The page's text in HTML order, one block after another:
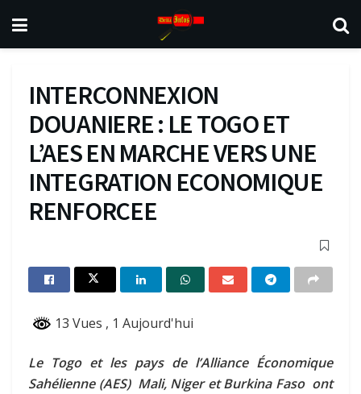
INTERCONNEXION
DOUANIERE : LE TOGO ET
L’AES EN MARCHE VERS UNE
INTEGRATION ECONOMIQUE
RENFORCEE
13 Vues , 1 Aujourd'hui
Le Togo et les pays de l’Alliance Économique
Sahélienne (AES) Mali, Niger et Burkina Faso ont